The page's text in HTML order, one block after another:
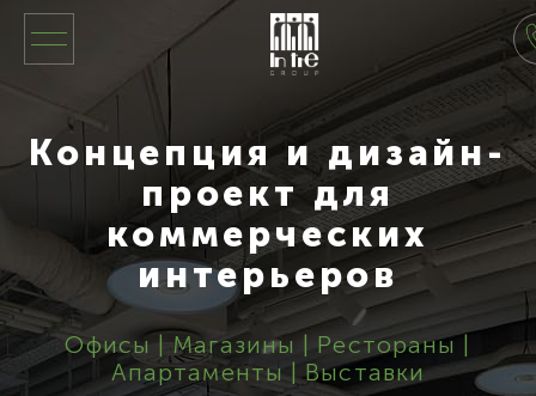
Концепция и дизайн-
проект для
коммерческих
интерьеров
Офисы | Магазины | Рестораны |
Апартаменты | Выставки